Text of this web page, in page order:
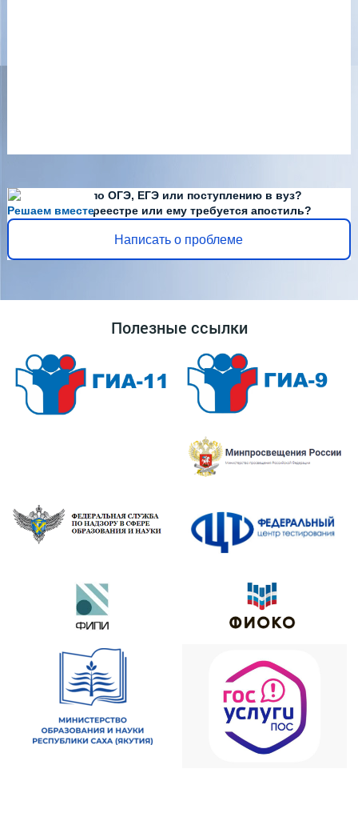
Решаем вместе
Есть вопросы по ОГЭ, ЕГЭ или поступлению в вуз?
Диплома нет в реестре или ему требуется апостиль?
Написать о проблеме
Полезные ссылки